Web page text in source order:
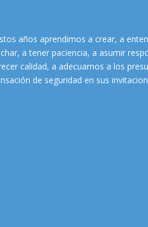
años aprendimos a crear, a
a tener paciencia, a asumir
calidad, a adecuarnos a los
de seguridad en sus